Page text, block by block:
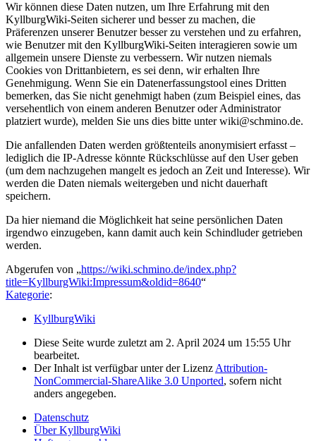
Wir können diese Daten nutzen, um Ihre Erfahrung mit den
KyllburgWiki-Seiten sicherer und besser zu machen, die
Präferenzen unserer Benutzer besser zu verstehen und zu erfahren,
wie Benutzer mit den KyllburgWiki-Seiten interagieren sowie um
allgemein unsere Dienste zu verbessern. Wir nutzen niemals
Cookies von Drittanbietern, es sei denn, wir erhalten Ihre
Genehmigung. Wenn Sie ein Datenerfassungstool eines Dritten
bemerken, das Sie nicht genehmigt haben (zum Beispiel eines, das
versehentlich von einem anderen Benutzer oder Administrator
platziert wurde), melden Sie uns dies bitte unter wiki@schmino.de.
Die anfallenden Daten werden größtenteils anonymisiert erfasst –
lediglich die IP-Adresse könnte Rückschlüsse auf den User geben
(um dem nachzugehen mangelt es jedoch an Zeit und Interesse). Wir
werden die Daten niemals weitergeben und nicht dauerhaft
speichern.
Da hier niemand die Möglichkeit hat seine persönlichen Daten
irgendwo einzugeben, kann damit auch kein Schindluder getrieben
werden.
Abgerufen von „https://wiki.schmino.de/index.php?
title=KyllburgWiki:Impressum&oldid=8640“
Kategorie:
KyllburgWiki
Diese Seite wurde zuletzt am 2. April 2024 um 15:55 Uhr
bearbeitet.
Der Inhalt ist verfügbar unter der Lizenz Attribution-
NonCommercial-ShareAlike 3.0 Unported, sofern nicht
anders angegeben.
Datenschutz
Über KyllburgWiki